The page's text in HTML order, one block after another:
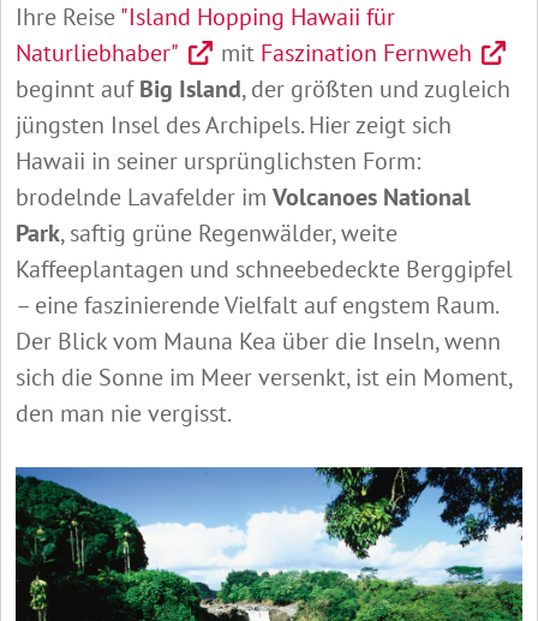
Ihre Reise"Island Hopping Hawaii für
Naturliebhaber"
mit Faszination Fernweh
beginnt aufBig Island, der größten und zugleich
jüngsten Insel des Archipels. Hier zeigt sich
Hawaii in seiner ursprünglichsten Form:
brodelnde Lavafelder im Volcanoes National
Park, saftig grüne Regenwälder, weite
Kaffeeplantagen und schneebedeckte Berggipfel
– eine faszinierende Vielfalt auf engstem Raum.
Der Blick vom Mauna Kea über die Inseln, wenn
sich die Sonne im Meer versenkt, ist ein Moment,
den man nie vergisst.